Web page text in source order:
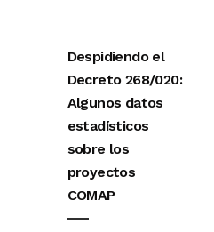
Despidiendo el
Decreto 268/020:
Algunos datos
estadísticos
sobre los
proyectos
COMAP